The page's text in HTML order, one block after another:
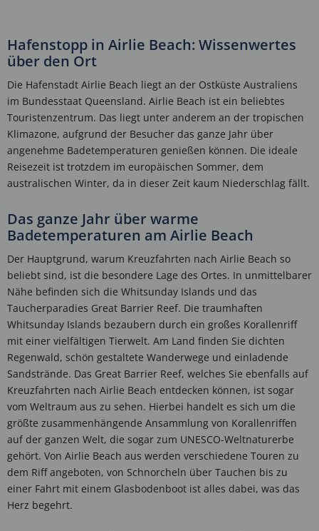
Hafenstopp in Airlie Beach: Wissenwertes
über den Ort
Die Hafenstadt Airlie Beach liegt an der Ostküste Australiens
im Bundesstaat Queensland. Airlie Beach ist ein beliebtes
Touristenzentrum. Das liegt unter anderem an der tropischen
Klimazone, aufgrund der Besucher das ganze Jahr über
angenehme Badetemperaturen genießen können. Die ideale
Reisezeit ist trotzdem im europäischen Sommer, dem
australischen Winter, da in dieser Zeit kaum Niederschlag fällt.
Das ganze Jahr über warme
Badetemperaturen am Airlie Beach
Der Hauptgrund, warum Kreuzfahrten nach Airlie Beach so
beliebt sind, ist die besondere Lage des Ortes. In unmittelbarer
Nähe befinden sich die Whitsunday Islands und das
Taucherparadies Great Barrier Reef. Die traumhaften
Whitsunday Islands bezaubern durch ein großes Korallenriff
mit einer vielfältigen Tierwelt. Am Land finden Sie dichten
Regenwald, schön gestaltete Wanderwege und einladende
Sandstrände. Das Great Barrier Reef, welches Sie ebenfalls auf
Kreuzfahrten nach Airlie Beach entdecken können, ist sogar
vom Weltraum aus zu sehen. Hierbei handelt es sich um die
größte zusammenhängende Ansammlung von Korallenriffen
auf der ganzen Welt, die sogar zum UNESCO-Weltnaturerbe
gehört. Von Airlie Beach aus werden verschiedene Touren zu
dem Riff angeboten, von Schnorcheln über Tauchen bis zu
einer Fahrt mit einem Glasbodenboot ist alles dabei, was das
Herz begehrt.